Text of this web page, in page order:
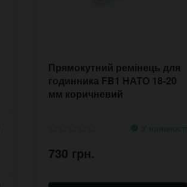
Прямокутний ремінець для
годинника FB1 НАТО 18-20
мм коричневий
У наявності
730 грн.